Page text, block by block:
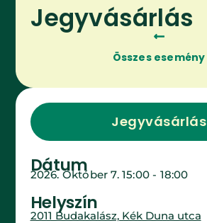
Jegyvásárlás
Összes esemény
Jegyvásárlás
Dátum
2026. Október 7. 15:00 - 18:00
Helyszín
2011 Budakalász, Kék Duna utca